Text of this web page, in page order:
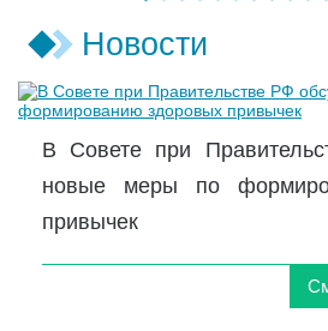
Новости
В Совете при
новые меры по
привычек